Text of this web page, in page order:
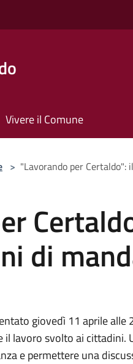
Vivere il Comune
> "Lavorando per Certaldo":
di
giovedì 11 aprile alle
il lavoro svolto ai
e permettere una